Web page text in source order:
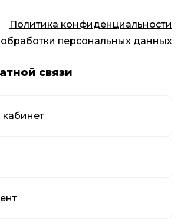
Политика конфиденциальности
персональных данных
связи